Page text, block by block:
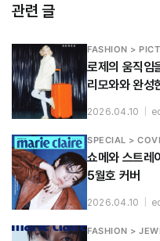
관련 글
FASHION >
로제의 움직임
리모와와 완성
2026.04.10
SPECIAL >
쇼메와 스트레
5월호 커버
2026.04.10
FASHION >